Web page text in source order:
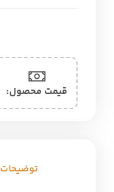
قیمت محصول:​
توضیحات